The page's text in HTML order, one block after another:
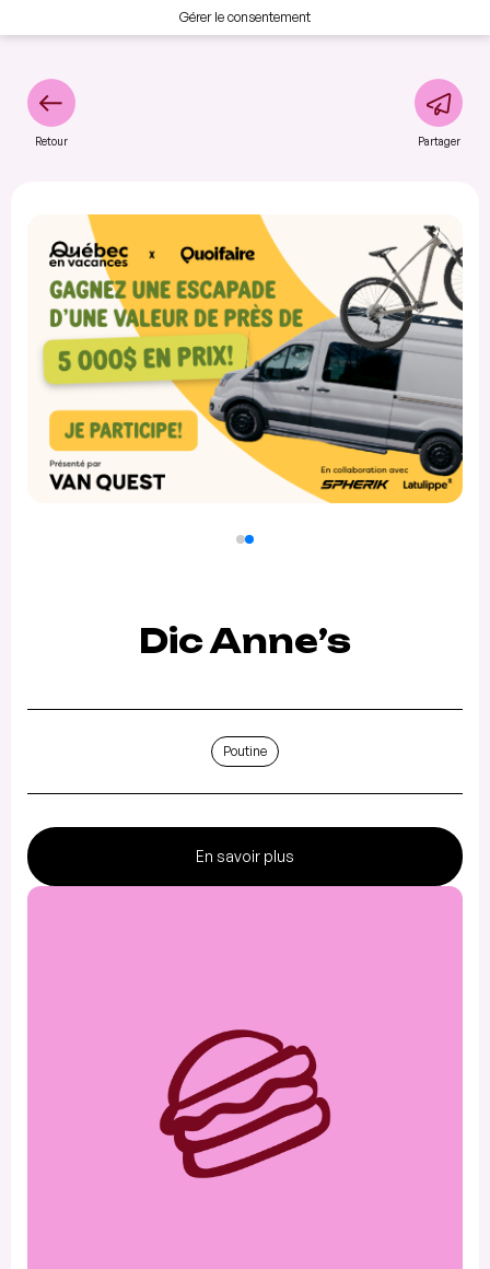
Gérer le consentement
Retour Partager
Dic Anne’s
Poutine
En savoir plus